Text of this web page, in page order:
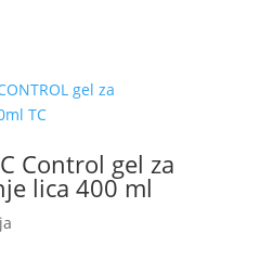
Control gel za
lica 400 ml